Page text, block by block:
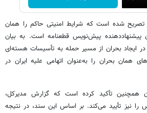
شده است که شرایط امنیتی حاکم را همان
پیشنهاددهنده پیش‌نویس قطعنامه است. به بیان
ایجاد بحران از مسیر حمله به تأسیسات هسته‌ای
همان بحران را به‌عنوان اتهامی علیه ایران در
همچنین تأکید کرده است که گزارش مدیرکل،
را نیز تأیید می‌کند. بر اساس این سند، در نتیجه